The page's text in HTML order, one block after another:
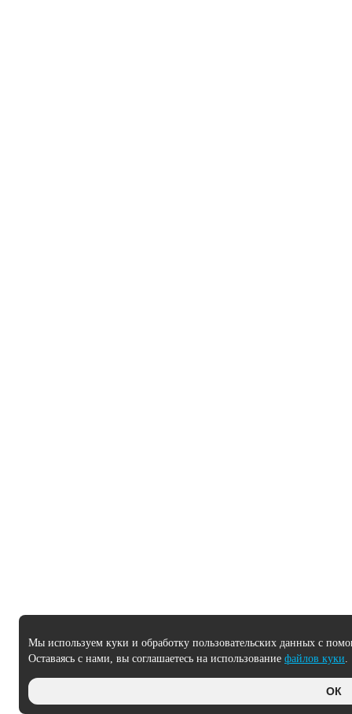
Мы используем куки и обработку пользовательских данных с
Оставаясь с нами, вы соглашаетесь на использование файлов куки.
ОК